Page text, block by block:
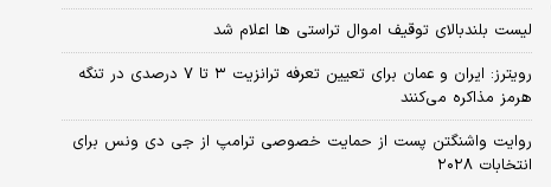
لیست بلندبالای توقیف اموال تراستی ها اعلام شد
رویترز: ایران و عمان برای تعیین تعرفه ترانزیت ۳ تا ۷ درصدی در تنگه
هرمز مذاکره می‌کنند
روایت واشنگتن پست از حمایت خصوصی ترامپ از جی دی ونس برای
انتخابات ۲۰۲۸